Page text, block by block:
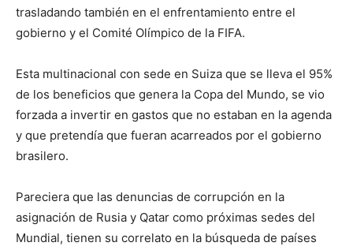
trasladando también en el enfrentamiento entre el
gobierno y el Comité Olímpico de la FIFA.
Esta multinacional con sede en Suiza que se lleva el 95%
de los beneficios que genera la Copa del Mundo, se vio
forzada a invertir en gastos que no estaban en la agenda
y que pretendía que fueran acarreados por el gobierno
brasilero.
Pareciera que las denuncias de corrupción en la
asignación de Rusia y Qatar como próximas sedes del
Mundial, tienen su correlato en la búsqueda de países